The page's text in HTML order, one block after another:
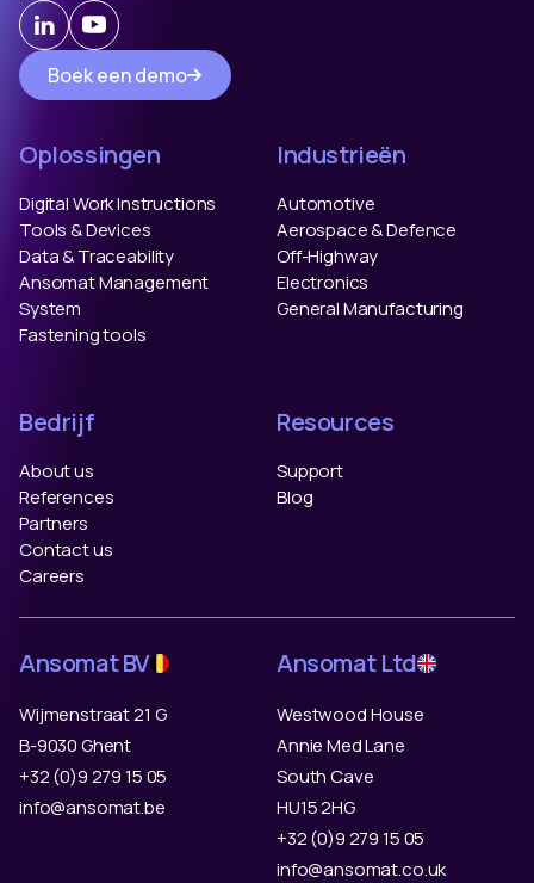
Boek een demo
Oplossingen
Digital Work Instructions
Tools & Devices
Data & Traceability
Ansomat Management
System
Fastening tools
Industrieën
Automotive
Aerospace & Defence
Off-Highway
Electronics
General Manufacturing
Bedrijf
About us
References
Partners
Contact us
Careers
Resources
Support
Blog
Ansomat BV
Wijmenstraat 21 G
B-9030 Ghent
+32 (0)9 279 15 05
info@ansomat.be
Ansomat Ltd
Westwood House
Annie Med Lane
South Cave
HU15 2HG
+32 (0)9 279 15 05
info@ansomat.co.uk